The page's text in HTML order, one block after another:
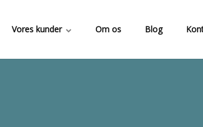
Vores kunder Om os Blog